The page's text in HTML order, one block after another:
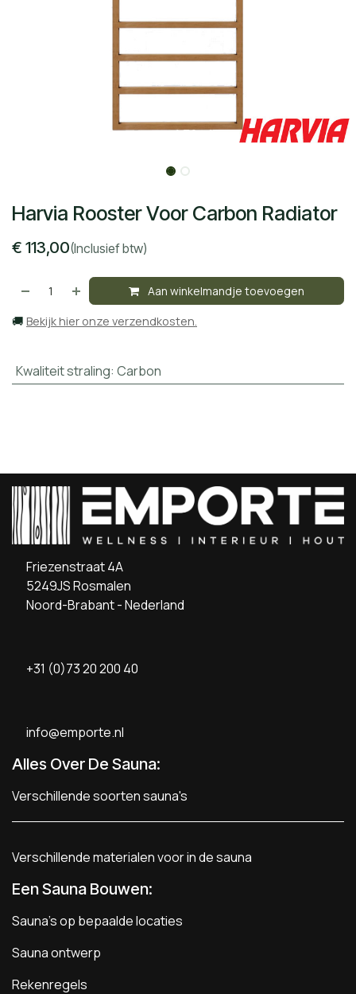
Harvia Rooster Voor Carbon Radiator
€ 113,00(Inclusief btw)
Aan winkelmandje toevoegen
🚚 Bekijk hier onze verzendkosten.
Kwaliteit straling: Carbon
Friezenstraat 4A
5249JS Rosmalen
Noord-Brabant - Nederland
+31 (0)73 20 200 40
info@emporte.nl
Alles Over De Sauna:
Verschillende soorten sauna's
Verschillende materialen voor in de sauna
Een Sauna Bouwen:
Sauna's op bepaalde locaties
Sauna ontwerp
Rekenregels